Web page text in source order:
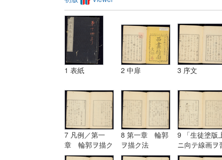
1 表紙 2 中扉 3 序文
7 凡例／第一
章 輪郭ヲ描ク
法
8 第一章 輪郭
ヲ描ク法
9 「生徒塗版
ニ向テ線画ヲ
フ図」